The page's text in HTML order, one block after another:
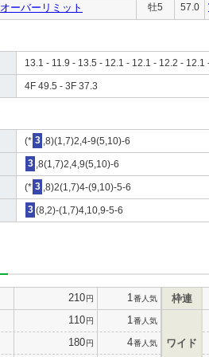
オーバーリミット 牡5 57.0
13.1 - 11.9 - 13.5 - 12.1 - 12.1 - 12.2 - 12.1
4F 49.5 - 3F 37.3
(* 3 ,8)(1,7)2,4-9(5,10)-6
3 ,8(1,7)2,4,9(5,10)-6
(* 3 ,8)2(1,7)4-(9,10)-5-6
3 (8,2)-(1,7)4,10,9-5-6
210円 1 番人気
110円 1 番人気
180円 4番人気
枠連
ワイド